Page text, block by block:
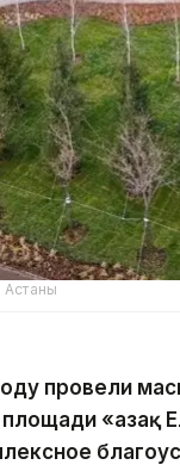
провели
«Қазақ